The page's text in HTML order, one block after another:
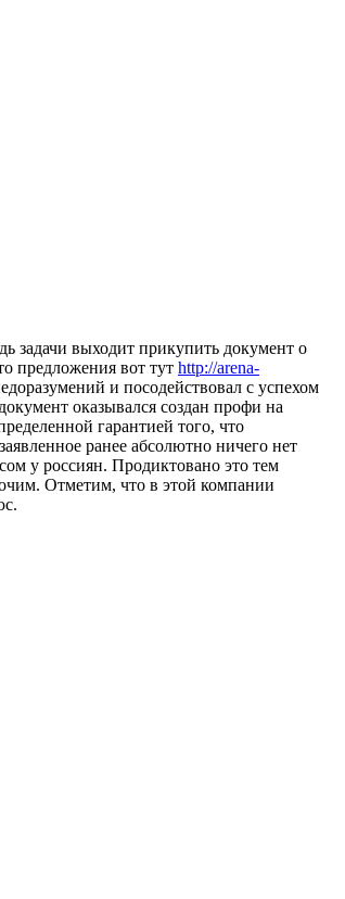
задачи выходит прикупить документ о
предложения вот тут http://arena-
и посодействовал с успехом
оказывался создан профи на
гарантией того, что
ранее абсолютно ничего нет
у россиян. Продиктовано это тем
Отметим, что в этой компании